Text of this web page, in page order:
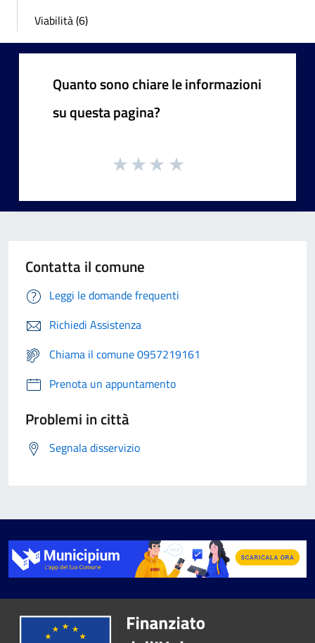
Viabilità (6)
Quanto sono chiare le informazioni
su questa pagina?
Contatta il comune
Leggi le domande frequenti
Richiedi Assistenza
Chiama il comune 0957219161
Prenota un appuntamento
Problemi in città
Segnala disservizio